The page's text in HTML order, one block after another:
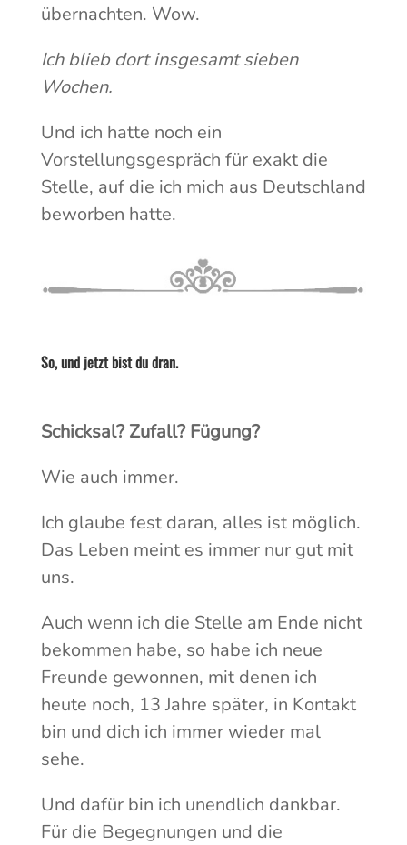
übernachten. Wow.
Ich blieb dort insgesamt sieben
Wochen.
Und ich hatte noch ein
Vorstellungsgespräch für exakt die
Stelle, auf die ich mich aus Deutschland
beworben hatte.
So, und jetzt bist du dran.
Schicksal? Zufall? Fügung?
Wie auch immer.
Ich glaube fest daran, alles ist möglich.
Das Leben meint es immer nur gut mit
uns.
Auch wenn ich die Stelle am Ende nicht
bekommen habe, so habe ich neue
Freunde gewonnen, mit denen ich
heute noch, 13 Jahre später, in Kontakt
bin und dich ich immer wieder mal
sehe.
Und dafür bin ich unendlich dankbar.
Für die Begegnungen und die